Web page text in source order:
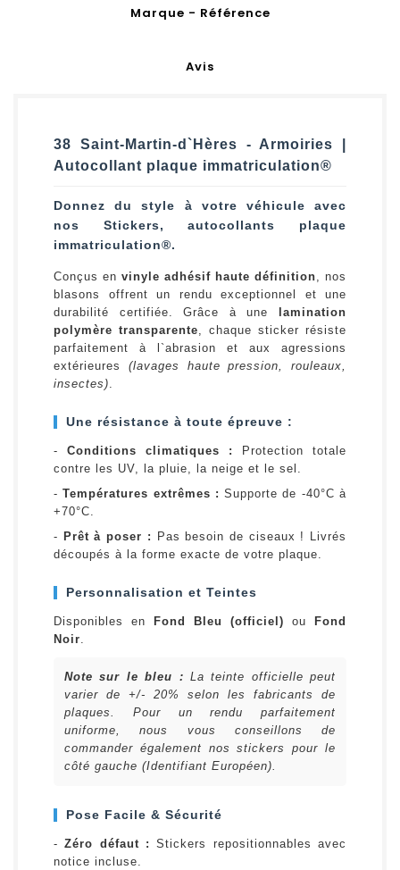
Marque - Référence
Avis
38 Saint-Martin-d`Hères - Armoiries |
Autocollant plaque immatriculation®
Donnez du style à votre véhicule avec
nos Stickers, autocollants plaque
immatriculation®.
Conçus en vinyle adhésif haute définition, nos
blasons offrent un rendu exceptionnel et une
durabilité certifiée. Grâce à une
lamination
polymère transparente, chaque sticker résiste
parfaitement à l`abrasion et aux agressions
extérieures (lavages haute pression, rouleaux,
insectes).
Une résistance à toute épreuve :
- Conditions climatiques :
Protection totale
contre les UV, la pluie, la neige et le sel.
-Températures extrêmes : Supporte de -40°C à
+70°C.
- Prêt à poser :
Pas besoin de ciseaux ! Livrés
découpés à la forme exacte de votre plaque.
Personnalisation et Teintes
Disponibles en Fond Bleu (officiel) ou
Fond
Noir.
Note sur le bleu : La teinte officielle peut
varier de +/- 20% selon les fabricants de
plaques. Pour un rendu parfaitement
uniforme, nous vous conseillons de
commander également nos stickers pour le
côté gauche (Identifiant Européen).
Pose Facile & Sécurité
-Zéro défaut : Stickers repositionnables avec
notice incluse.